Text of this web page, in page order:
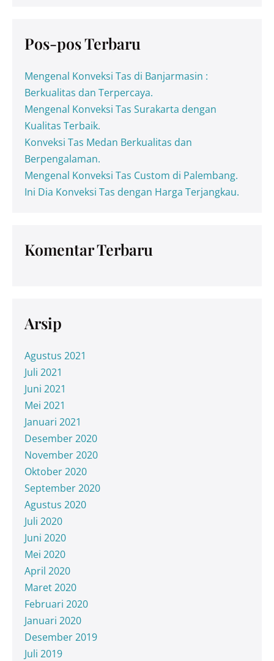
Pos-pos Terbaru
Mengenal Konveksi Tas di Banjarmasin :
Berkualitas dan Terpercaya.
Mengenal Konveksi Tas Surakarta dengan
Kualitas Terbaik.
Konveksi Tas Medan Berkualitas dan
Berpengalaman.
Mengenal Konveksi Tas Custom di Palembang.
Ini Dia Konveksi Tas dengan Harga Terjangkau.
Komentar Terbaru
Arsip
Agustus 2021
Juli 2021
Juni 2021
Mei 2021
Januari 2021
Desember 2020
November 2020
Oktober 2020
September 2020
Agustus 2020
Juli 2020
Juni 2020
Mei 2020
April 2020
Maret 2020
Februari 2020
Januari 2020
Desember 2019
Juli 2019